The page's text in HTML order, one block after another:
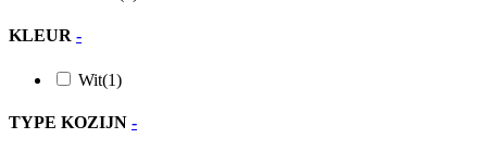
KLEUR -
Wit(1)
TYPE KOZIJN -